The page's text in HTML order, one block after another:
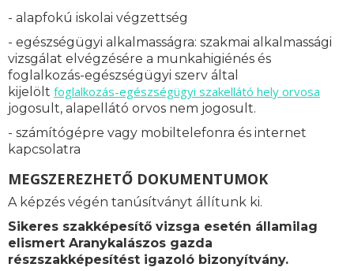
- alapfokú iskolai végzettség
- egészségügyi alkalmasságra: szakmai alkalmassági
vizsgálat elvégzésére a munkahigiénés és
foglalkozás-egészségügyi szerv által
kijelölt foglalkozás-egészségügyi szakellátó hely orvosa
jogosult, alapellátó orvos nem jogosult.
- számítógépre vagy mobiltelefonra és internet
kapcsolatra
MEGSZEREZHETŐ DOKUMENTUMOK
A képzés végén tanúsítványt állítunk ki.
Sikeres szakképesítő vizsga esetén államilag
elismert Aranykalászos gazda
részszakképesítést igazoló bizonyítvány.